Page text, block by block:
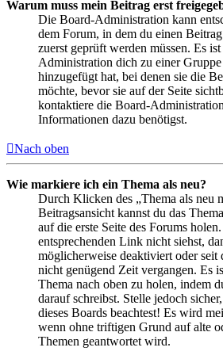
Warum muss mein Beitrag erst
Die Board-Administration kann
dem Forum, in dem du einen
zuerst geprüft werden müssen. Es
Administration dich zu einer
hinzugefügt hat, bei denen sie die
möchte, bevor sie auf der Seite
kontaktiere die Board-
Informationen dazu benötigst.
Nach oben
Wie markiere ich ein Thema als neu?
Durch Klicken des „Thema als neu
Beitragsansicht kannst du das
auf die erste Seite des Forums
entsprechenden Link nicht siehst,
möglicherweise deaktiviert oder
nicht genügend Zeit vergangen. Es
Thema nach oben zu holen, indem
darauf schreibst. Stelle jedoch
dieses Boards beachtest! Es wird
wenn ohne triftigen Grund auf alte
Themen geantwortet wird.